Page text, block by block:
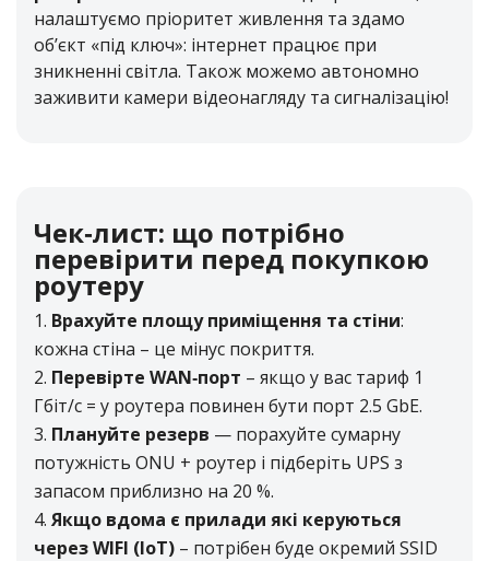
налаштуємо пріоритет живлення та здамо
об’єкт «під ключ»: інтернет працює при
зникненні світла. Також можемо автономно
заживити камери відеонагляду та сигналізацію!
Чек‑лист: що потрібно
перевірити перед покупкою
роутеру
Врахуйте площу приміщення та стіни:
кожна стіна – це мінус покриття.
Перевірте WAN‑порт – якщо у вас тариф 1
Гбіт/с = у роутера повинен бути порт 2.5 GbE.
Плануйте резерв — порахуйте сумарну
потужність ONU + роутер і підберіть UPS з
запасом приблизно на 20 %.
Якщо вдома є прилади які керуються
через WIFI (IoT) – потрібен буде окремий SSID